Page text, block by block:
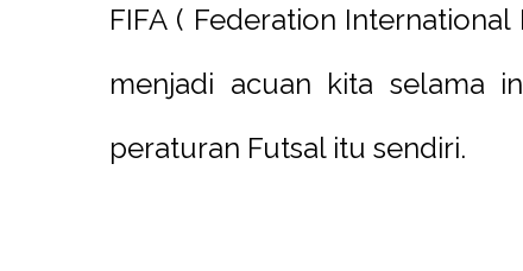
FIFA ( Federation
menjadi acuan kita selama
peraturan Futsal itu sendiri.